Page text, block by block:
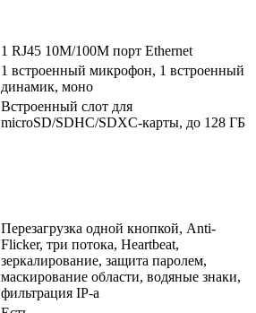
1 RJ45 10M/100M порт Ethernet
1 встроенный микрофон, 1 встроенный
динамик, моно
Встроенный слот для
microSD/SDHC/SDXC-карты, до 128 ГБ
Перезагрузка одной кнопкой, Anti-
Flicker, три потока, Heartbeat,
зеркалирование, защита паролем,
маскирование области, водяные знаки,
фильтрация IP-а